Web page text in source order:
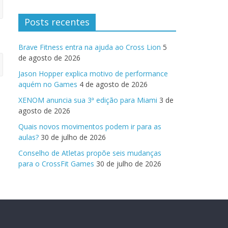
Posts recentes
Brave Fitness entra na ajuda ao Cross Lion 5
de agosto de 2026
Jason Hopper explica motivo de performance
aquém no Games 4 de agosto de 2026
XENOM anuncia sua 3ª edição para Miami 3 de
agosto de 2026
Quais novos movimentos podem ir para as
aulas? 30 de julho de 2026
Conselho de Atletas propõe seis mudanças
para o CrossFit Games 30 de julho de 2026